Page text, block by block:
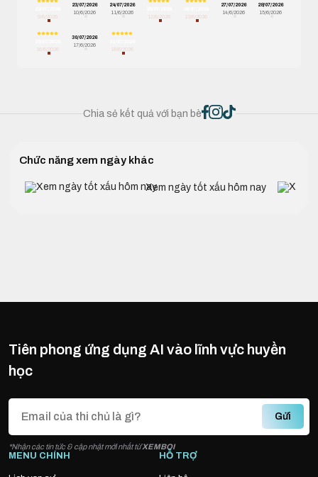
9/6/2026
23/07/2026
10/6/2026
24/07/2026
11/6/2026
12/6/2026
13/6/2026
27/07/2026
14/6/2026
28/07/2026
15/6/2026
16/6/2026
30/07/2026
17/6/2026
18/6/2026
Chia sẻ kết quả với bạn bè
Chức năng xem ngày khác
Xem ngày tốt xấu hôm nay
Tiên phong ứng dụng AI vào lĩnh vực huyền
học
Gửi
*Nhận các tin tức & cập nhật mới nhất từXEMBOI
MENU CHÍNH HỖ TRỢ